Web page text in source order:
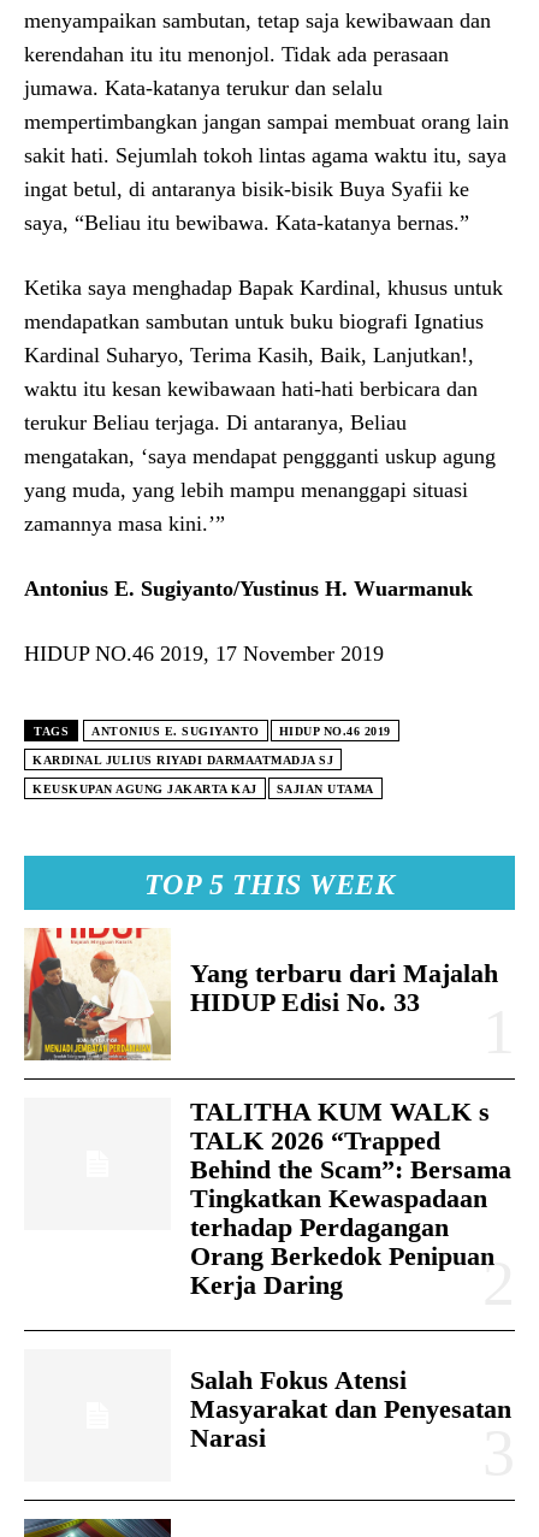
TOP 5 THIS WEEK
Yang terbaru dari Majalah
HIDUP Edisi No. 33
TALITHA KUM WALK s
TALK 2026 “Trapped
Behind the Scam”: Bersama
Tingkatkan Kewaspadaan
terhadap Perdagangan
Orang Berkedok Penipuan
Kerja Daring
Salah Fokus Atensi
Masyarakat dan Penyesatan
Narasi
menyampaikan sambutan, tetap saja kewibawaan dan
kerendahan itu itu menonjol. Tidak ada perasaan
jumawa. Kata-katanya terukur dan selalu
mempertimbangkan jangan sampai membuat orang lain
sakit hati. Sejumlah tokoh lintas agama waktu itu, saya
ingat betul, di antaranya bisik-bisik Buya Syafii ke
saya, “Beliau itu bewibawa. Kata-katanya bernas.”
Ketika saya menghadap Bapak Kardinal, khusus untuk
mendapatkan sambutan untuk buku biografi Ignatius
Kardinal Suharyo, Terima Kasih, Baik, Lanjutkan!,
waktu itu kesan kewibawaan hati-hati berbicara dan
terukur Beliau terjaga. Di antaranya, Beliau
mengatakan, ‘saya mendapat penggganti uskup agung
yang muda, yang lebih mampu menanggapi situasi
zamannya masa kini.’”
Antonius E. Sugiyanto/Yustinus H. Wuarmanuk
HIDUP NO.46 2019, 17 November 2019
TAGS ANTONIUS E. SUGIYANTO HIDUP NO.46 2019
KARDINAL JULIUS RIYADI DARMAATMADJA SJ
KEUSKUPAN AGUNG JAKARTA KAJ SAJIAN UTAMA